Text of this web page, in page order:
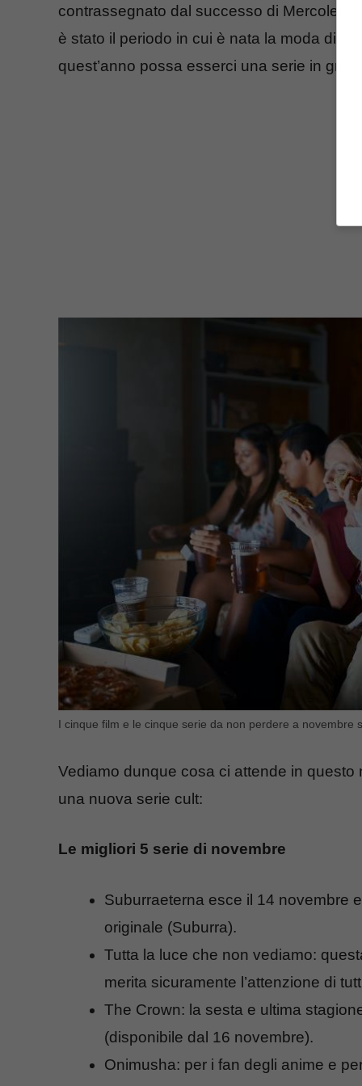
contrassegnato dal successo di Mercoledì
è stato il periodo in cui è nata la moda di
quest’anno possa esserci una serie in
I cinque film e le cinque serie da non perdere a novembre
Vediamo dunque cosa ci attende in questo
una nuova serie cult:
Le migliori 5 serie di novembre
Suburraeterna esce il 14 novembre
originale (Suburra).
Tutta la luce che non vediamo:
merita sicuramente l’attenzione di
The Crown: la sesta e ultima
(disponibile dal 16 novembre).
Onimusha: per i fan degli anime e